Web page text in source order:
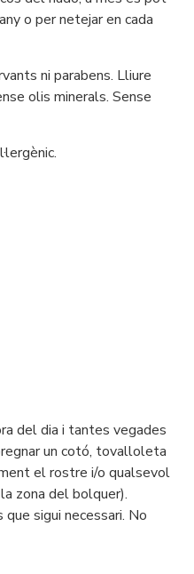
o per netejar en cada
ni parabens. Lliure
olis minerals. Sense
del dia i tantes vegades
un cotó, tovalloleta
el rostre i/o qualsevol
zona del bolquer).
sigui necessari. No